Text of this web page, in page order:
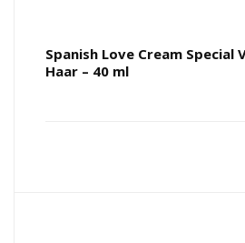
Spanish Love Cream Special
Haar – 40 ml